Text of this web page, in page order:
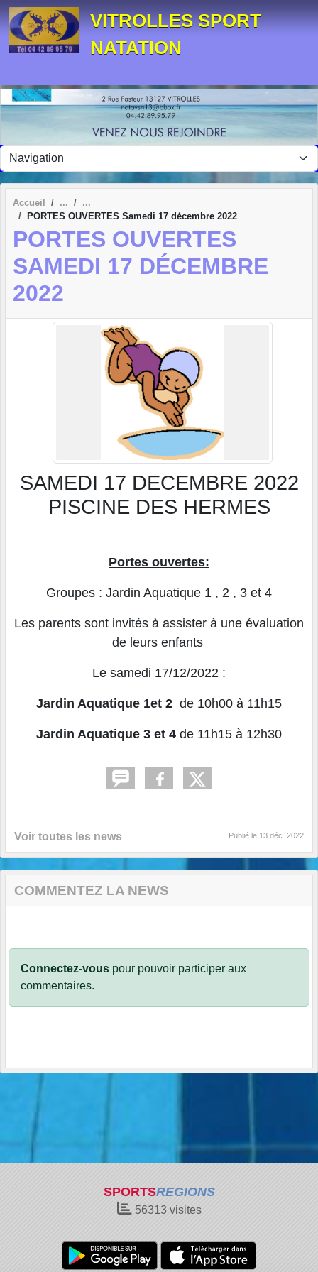
VITROLLES SPORT
NATATION
Accueil
PORTES OUVERTES Samedi 17 décembre 2022
PORTES OUVERTES
SAMEDI 17 DÉCEMBRE
2022
SAMEDI 17 DECEMBRE 2022
PISCINE DES HERMES
Portes ouvertes:
Groupes : Jardin Aquatique 1 , 2 , 3 et 4
Les parents sont invités à assister à une évaluation
de leurs enfants
Le samedi 17/12/2022 :
Jardin Aquatique 1et 2 de 10h00 à 11h15
Jardin Aquatique 3 et 4 de 11h15 à 12h30
Voir toutes les news Publié le 13 déc. 2022
COMMENTEZ LA NEWS
Connectez-vous pour pouvoir participer aux
commentaires.
SPORTSREGIONS
56313visites
Panneau de gestion des cookies